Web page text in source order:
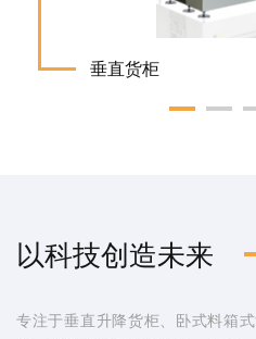
垂直货柜
以科技创造未来
专注于垂直升降货柜、卧式料箱